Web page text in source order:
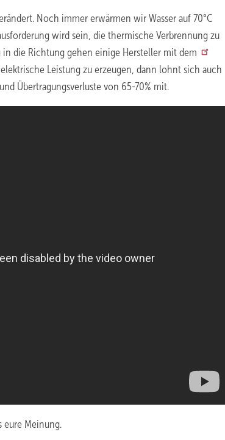
Noch immer erwärmen wir Wasser auf 70°C
wird sein, die thermische Verbrennung zu
die Richtung gehen einige Hersteller mit dem
Leistung zu erzeugen, dann lohnt sich auch
Übertragungsverluste von 65-70% mit.
eure Meinung.